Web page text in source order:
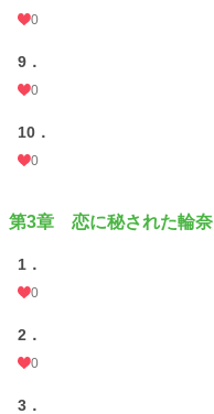
0
9．
0
10．
0
第3章 恋に秘された輪奈
1．
0
2．
0
3．